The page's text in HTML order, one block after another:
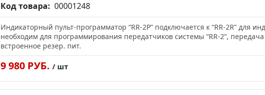
Код товара: 00001248
Индикаторный пульт-программатор “RR-2P” подключается к “RR-2R” для
необходим для программирования передатчиков системы “RR-2”,
встроенное резер. пит.
9 980 РУБ. / шт